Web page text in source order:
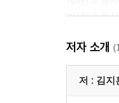
제1장 수용
제3장 시설
제4편 교정
저자 소개
저 : 김지